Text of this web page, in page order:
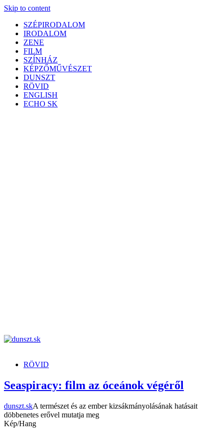
Skip to content
SZÉPIRODALOM
IRODALOM
ZENE
FILM
SZÍNHÁZ
KÉPZŐMŰVÉSZET
DUNSZT
RÖVID
ENGLISH
ECHO SK
RÖVID
Seaspiracy: film az óceánok végéről
dunszt.skA természet és az ember kizsákmányolásának hatásait
döbbenetes erővel mutatja meg
Kép/Hang